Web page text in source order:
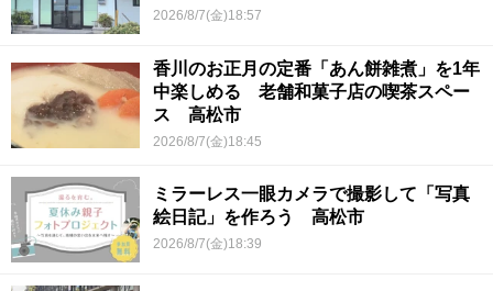
2026/8/7(金)18:57
香川のお正月の定番「あん餅雑煮」を1年
中楽しめる 老舗和菓子店の喫茶スペー
ス 高松市
2026/8/7(金)18:45
ミラーレス一眼カメラで撮影して「写真
絵日記」を作ろう 高松市
2026/8/7(金)18:39